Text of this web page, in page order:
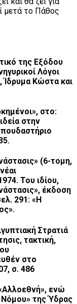
μετά το Πάθος
της Εξόδου
Λόγοι
Κώστα και
στο:
στην
(6-τομη,
Του ιδίου,
έκδοση
291: «Η
Στρατιά
τακτική,
στο
σ. 486
ενώ
Νόμου» της Ύδρας